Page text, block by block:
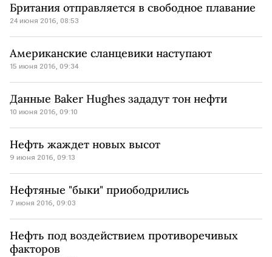
Британия отправляется в свободное плавание
24 июня 2016, 08:53
Американские сланцевики наступают
15 июня 2016, 09:34
Данные Baker Hughes зададут тон нефти
10 июня 2016, 09:10
Нефть жаждет новых высот
9 июня 2016, 09:13
Нефтяные "быки" приободрились
7 июня 2016, 09:03
Нефть под воздействием противоречивых
факторов